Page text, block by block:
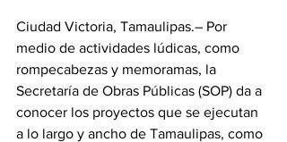
Ciudad Victoria, Tamaulipas.– Por
medio de actividades lúdicas, como
rompecabezas y memoramas, la
Secretaría de Obras Públicas (SOP) da a
conocer los proyectos que se ejecutan
a lo largo y ancho de Tamaulipas, como